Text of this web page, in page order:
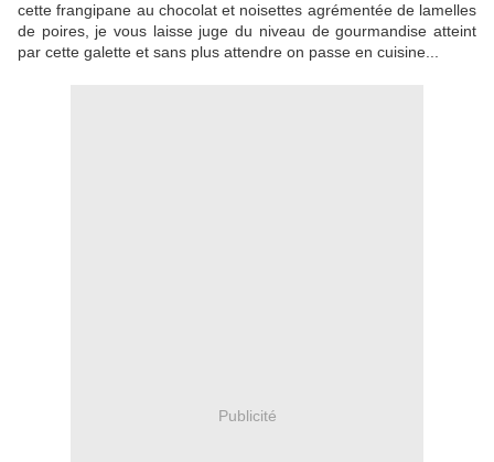
cette frangipane au chocolat et noisettes agrémentée de lamelles
de poires, je vous laisse juge du niveau de gourmandise atteint
par cette galette et sans plus attendre on passe en cuisine...
Publicité